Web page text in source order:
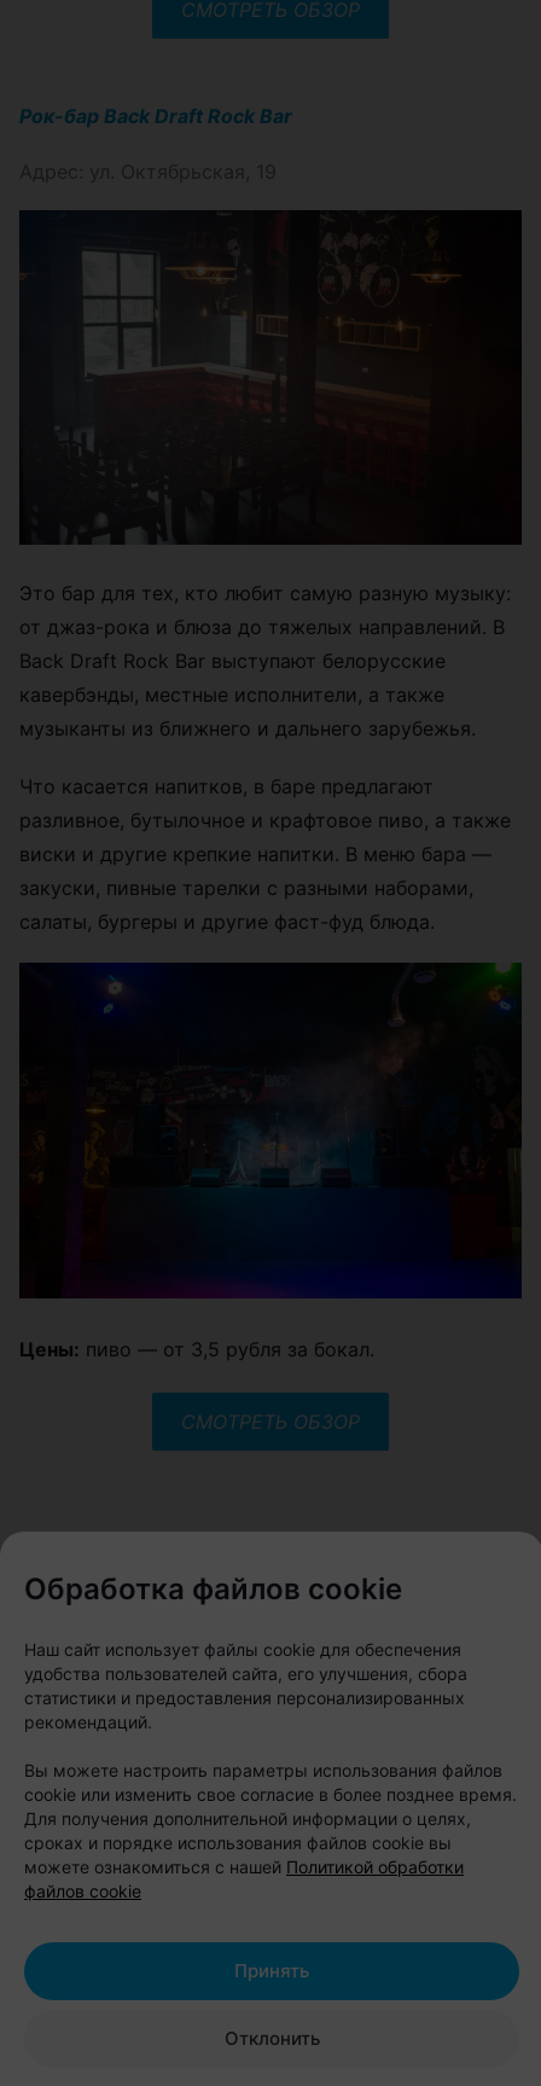
СМОТРЕТЬ ОБЗОР
Рок-бар Back Draft Rock Bar
Адрес: ул. Октябрьская, 19
Это бар для тех, кто любит самую разную музыку:
от джаз-рока и блюза до тяжелых направлений. В
Back Draft Rock Bar выступают белорусские
кавербэнды, местные исполнители, а также
музыканты из ближнего и дальнего зарубежья.
Что касается напитков, в баре предлагают
разливное, бутылочное и крафтовое пиво, а также
виски и другие крепкие напитки. В меню бара —
закуски, пивные тарелки с разными наборами,
салаты, бургеры и другие фаст-фуд блюда.
Цены: пиво — от 3,5 рубля за бокал.
СМОТРЕТЬ ОБЗОР
Заведение днем работет как ресторан с
Обработка файлов cookie
Наш сайт использует файлы cookie для обеспечения
удобства пользователей сайта, его улучшения, сбора
статистики и предоставления персонализированных
рекомендаций.
Вы можете настроить параметры использования файлов
cookie или изменить свое согласие в более позднее время.
Для получения дополнительной информации о целях,
сроках и порядке использования файлов cookie вы
можете ознакомиться с нашей Политикой обработки
файлов cookie
Отклонить
Принять